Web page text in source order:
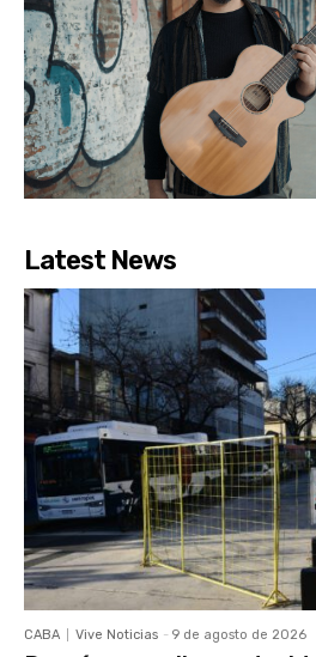
Latest News
CABA Vive Noticias - 9 de agosto de 2026